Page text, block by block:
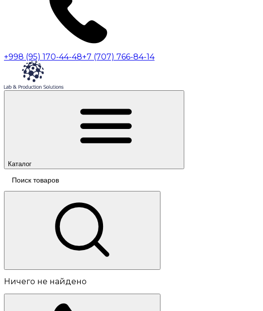
+998 (95) 170-44-48+7 (707) 766-84-14
Каталог
Ничего не найдено